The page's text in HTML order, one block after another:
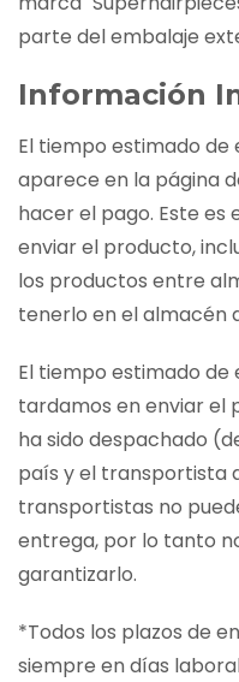
parte del embalaje
Información
El tiempo estimado
aparece en la página
hacer el pago. Este es
enviar el producto,
los productos entre
tenerlo en el almacén
El tiempo estimado de
tardamos en enviar el
ha sido despachado
país y el transportista
transportistas no
entrega, por lo tanto
garantizarlo.
*Todos los plazos de
siempre en días